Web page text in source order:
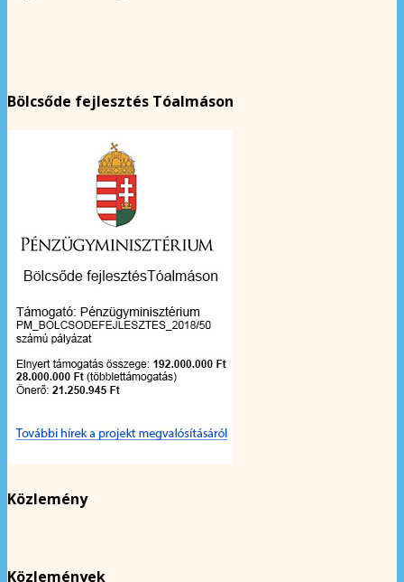
Bölcsőde fejlesztés Tóalmáson
Közlemény
Közlemények